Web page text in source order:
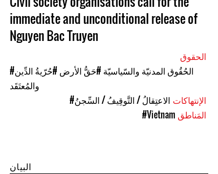
immediate and unconditional release of
Nguyen Bac Truyen
#الحُقُوق المدنيّة والسّياسيّة #حَقُّ الأرض #حُرّيةُ الدِّين
والمُعتَقَد
#الاعتِقالُ / التَّوقِيفُ / السِّجنُ
#Vietnam
البيان